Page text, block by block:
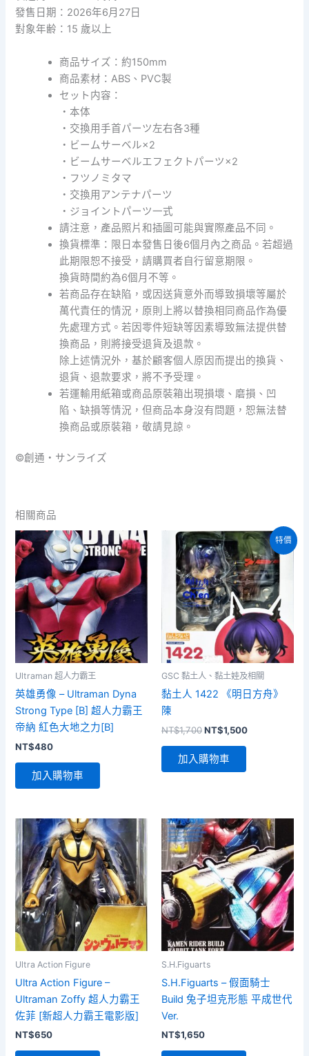
由
鋼
彈
發售日期：2026年6月27日
對象年齢：15 歲以上
商品サイズ：約150mm
商品素材：ABS、PVC製
セット内容：
・本体
・交換用手首パーツ左右各3種
・ビームサーベル×2
・ビームサーベルエフェクトパーツ×2
・フツノミタマ
・交換用アンテナパーツ
・ジョイントパーツ一式
請注意，產品照片和插圖可能與實際產品不同。
換貨標準：限日本發售日後6個月內之商品。若超過
此期限恕不接受，請購買者自行留意期限。
換貨時間約為6個月不等。
若商品存在缺陷，或因送貨意外而導致損壞等屬於
萬代責任的情況，原則上將以替換相同商品作為優
先處理方式。若因零件短缺等因素導致無法提供替
換商品，則將接受退貨及退款。
除上述情況外，基於顧客個人原因而提出的換貨、
退貨、退款要求，將不予受理。
若運輸用紙箱或商品原裝箱出現損壞、磨損、凹
陷、缺損等情況，但商品本身沒有問題，恕無法替
換商品或原裝箱，敬請見諒。
©創通・サンライズ
相關商品
Ultraman 超人力霸王
英雄勇像 – Ultraman Dyna
Strong Type [B] 超人力霸王
帝納 紅色大地之力[B]
NT$480
加入購物車
特價
GSC 黏土人、黏土娃及相關
黏土人 1422 《明日方舟》
陳
NT$1,700原
價
格：
NT$1,500目
加入購物車
Ultra Action Figure
Ultra Action Figure –
Ultraman Zoffy 超人力霸王
佐菲 [新超人力霸王電影版]
NT$650
S.H.Figuarts
S.H.Figuarts – 假面騎士
Build 兔子坦克形態 平成世代
Ver.
NT$1,650